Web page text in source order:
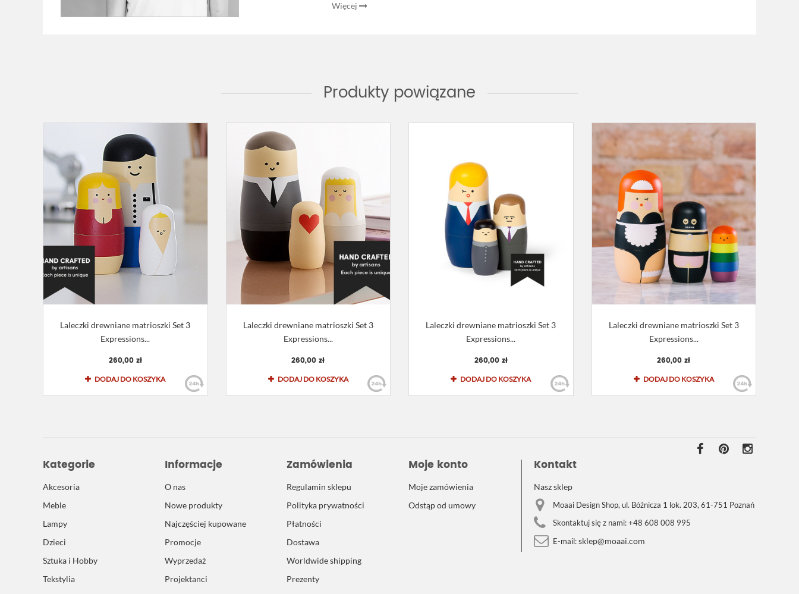
Więcej
Produkty powiązane
Laleczki drewniane matrioszki Set 3
Expressions...
260,00 zł
DODAJ DO KOSZYKA
Laleczki drewniane matrioszki Set 3
Expressions...
260,00 zł
DODAJ DO KOSZYKA
Laleczki drewniane matrioszki Set 3
Expressions...
260,00 zł
DODAJ DO KOSZYKA
Laleczki drewniane matrioszki Set 3
Expressions...
260,00 zł
DODAJ DO KOSZYKA
Kategorie
Akcesoria
Meble
Lampy
Dzieci
Sztuka i Hobby
Tekstylia
Informacje
O nas
Nowe produkty
Najczęściej kupowane
Promocje
Wyprzedaż
Projektanci
Zamówienia
Regulamin sklepu
Polityka prywatności
Płatności
Dostawa
Worldwide shipping
Prezenty
Moje konto
Moje zamówienia
Odstąp od umowy
Kontakt
Nasz sklep
Moaai Design Shop, ul. Bóżnicza 1 lok. 203, 61-751 Poznań
Skontaktuj się z nami:+48 608 008 995
E-mail:sklep@moaai.com